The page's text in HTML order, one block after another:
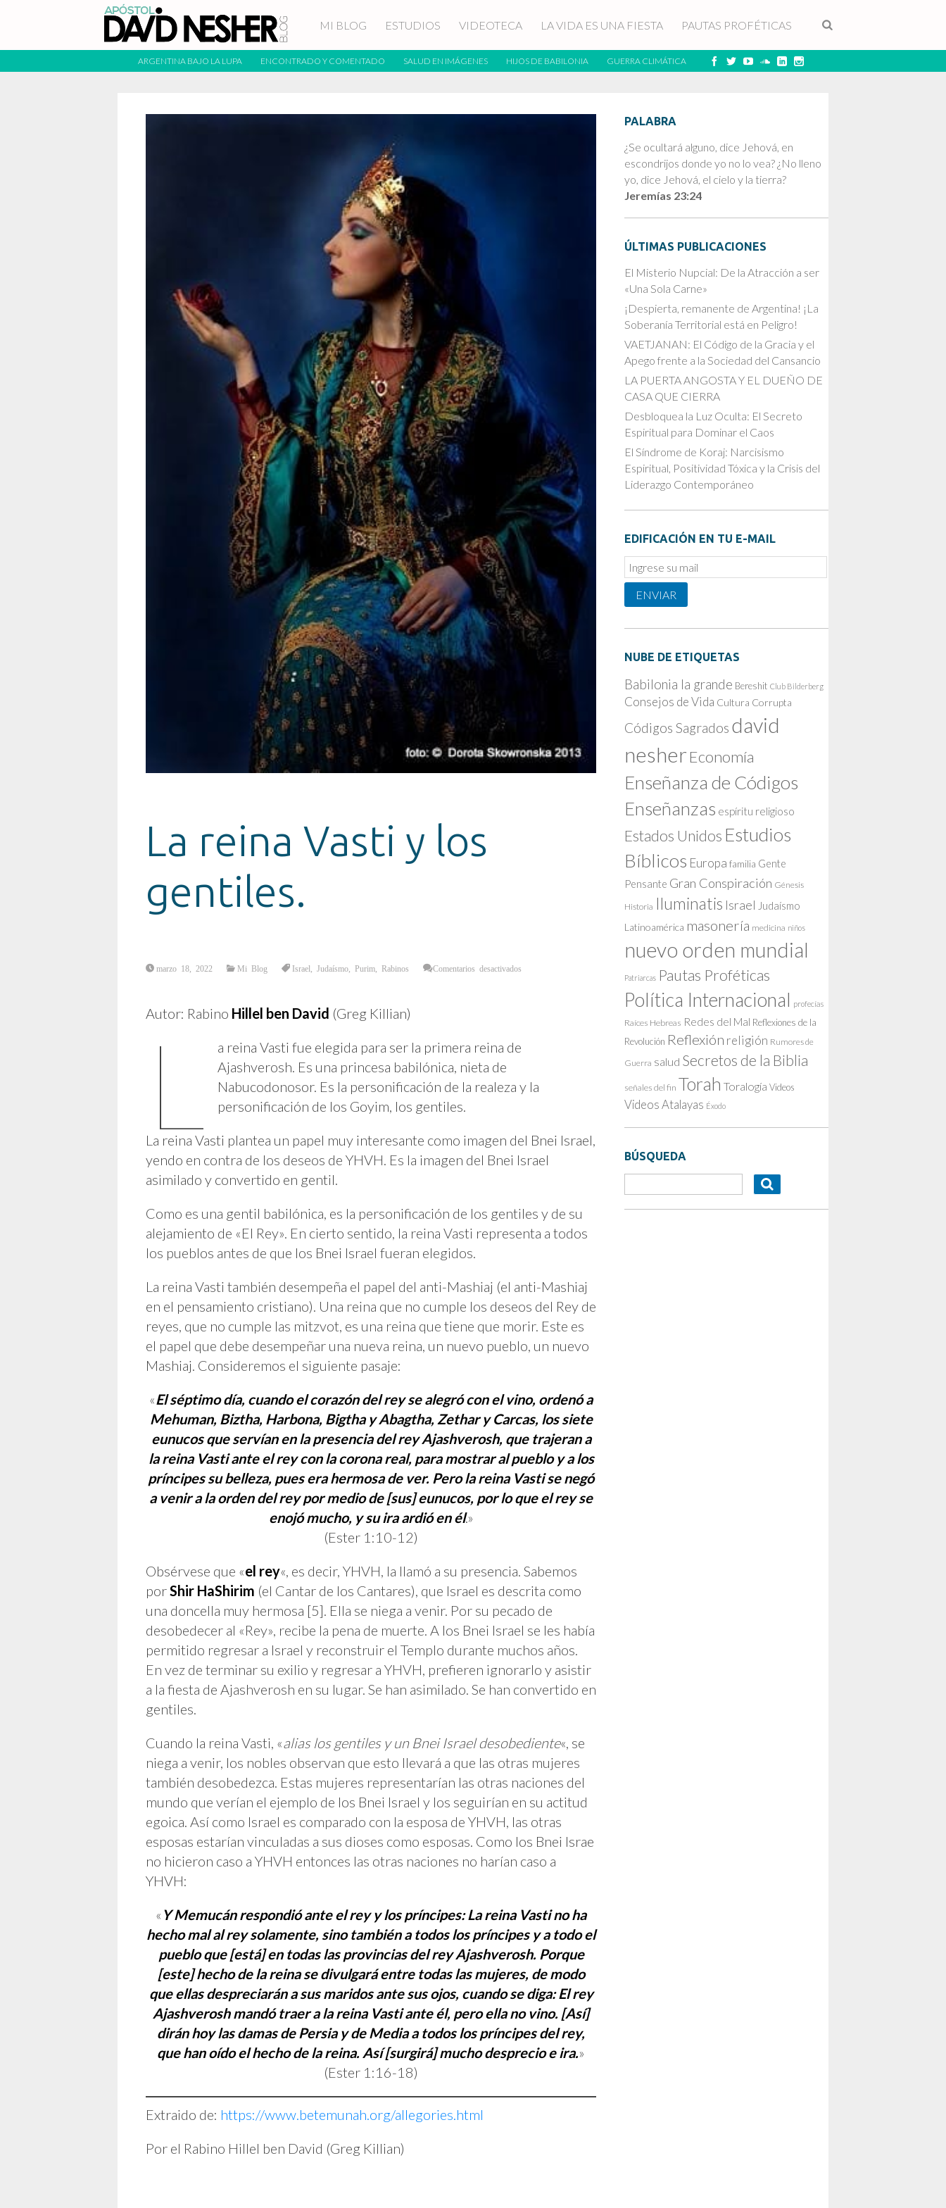
MI BLOG ESTUDIOS VIDEOTECA LA VIDA ES UNA FIESTA PAUTAS PROFÉTICAS
ARGENTINA BAJO LA LUPA ENCONTRADO Y COMENTADO SALUD EN IMÁGENES HIJOS DE BABILONIA GUERRA CLIMÁTICA
La reina Vasti y los
gentiles.
marzo 18, 2022 Mi Blog Israel Judaísmo Purim Rabinos Comentarios desactivados
Autor: Rabino Hillel ben David (Greg Killian)
L
a reina Vasti fue elegida para ser la primera reina de
Ajashverosh. Es una princesa babilónica, nieta de
Nabucodonosor. Es la personificación de la realeza y la
personificación de los Goyim, los gentiles.
La reina Vasti plantea un papel muy interesante como imagen del Bnei Israel,
yendo en contra de los deseos de YHVH. Es la imagen del Bnei Israel
asimilado y convertido en gentil.
Como es una gentil babilónica, es la personificación de los gentiles y de su
alejamiento de «El Rey». En cierto sentido, la reina Vasti representa a todos
los pueblos antes de que los Bnei Israel fueran elegidos.
La reina Vasti también desempeña el papel del anti-Mashiaj (el anti-Mashiaj
en el pensamiento cristiano). Una reina que no cumple los deseos del Rey de
reyes, que no cumple las mitzvot, es una reina que tiene que morir. Este es
el papel que debe desempeñar una nueva reina, un nuevo pueblo, un nuevo
Mashiaj. Consideremos el siguiente pasaje:
«El séptimo día, cuando el corazón del rey se alegró con el vino, ordenó a
Mehuman, Biztha, Harbona, Bigtha y Abagtha, Zethar y Carcas, los siete
eunucos que servían en la presencia del rey Ajashverosh, que trajeran a
la reina Vasti ante el rey con la corona real, para mostrar al pueblo y a los
príncipes su belleza, pues era hermosa de ver. Pero la reina Vasti se negó
a venir a la orden del rey por medio de [sus] eunucos, por lo que el rey se
enojó mucho, y su ira ardió en él.»
(Ester 1:10-12)
Obsérvese que «el rey«, es decir, YHVH, la llamó a su presencia. Sabemos
porShir HaShirim (el Cantar de los Cantares), que Israel es descrita como
una doncella muy hermosa [5]. Ella se niega a venir. Por su pecado de
desobedecer al «Rey», recibe la pena de muerte. A los Bnei Israel se les había
permitido regresar a Israel y reconstruir el Templo durante muchos años.
En vez de terminar su exilio y regresar a YHVH, prefieren ignorarlo y asistir
a la fiesta de Ajashverosh en su lugar. Se han asimilado. Se han convertido en
gentiles.
Cuando la reina Vasti, «alias los gentiles y un Bnei Israel desobediente«, se
niega a venir, los nobles observan que esto llevará a que las otras mujeres
también desobedezca. Estas mujeres representarían las otras naciones del
mundo que verían el ejemplo de los Bnei Israel y los seguirían en su actitud
egoica. Así como Israel es comparado con la esposa de YHVH, las otras
esposas estarían vinculadas a sus dioses como esposas. Como los Bnei Israe
no hicieron caso a YHVH entonces las otras naciones no harían caso a
YHVH:
« Y Memucán respondió ante el rey y los príncipes: La reina Vasti no ha
hecho mal al rey solamente, sino también a todos los príncipes y a todo el
pueblo que [está] en todas las provincias del rey Ajashverosh. Porque
[este] hecho de la reina se divulgará entre todas las mujeres, de modo
que ellas despreciarán a sus maridos ante sus ojos, cuando se diga: El rey
Ajashverosh mandó traer a la reina Vasti ante él, pero ella no vino. [Así]
dirán hoy las damas de Persia y de Media a todos los príncipes del rey,
que han oído el hecho de la reina. Así [surgirá] mucho desprecio e ira.»
(Ester 1:16-18)
Extraido de: https://www.betemunah.org/allegories.html
Por el Rabino Hillel ben David (Greg Killian)
PALABRA
¿Se ocultará alguno, dice Jehová, en
escondrijos donde yo no lo vea? ¿No lleno
yo, dice Jehová, el cielo y la tierra?
Jeremías 23:24
ÚLTIMAS PUBLICACIONES
El Misterio Nupcial: De la Atracción a ser
«Una Sola Carne»
¡Despierta, remanente de Argentina! ¡La
Soberanía Territorial está en Peligro!
VAETJANAN: El Código de la Gracia y el
Apego frente a la Sociedad del Cansancio
LA PUERTA ANGOSTA Y EL DUEÑO DE
CASA QUE CIERRA
Desbloquea la Luz Oculta: El Secreto
Espiritual para Dominar el Caos
El Síndrome de Koraj: Narcisismo
Espiritual, Positividad Tóxica y la Crisis del
Liderazgo Contemporáneo
EDIFICACIÓN EN TU E-MAIL
Email
Subscription
ENVIAR
NUBE DE ETIQUETAS
Babilonia la grande Bereshit Club Bilderberg
Consejos de Vida Cultura Corrupta
Códigos Sagrados david
nesher Economía
Enseñanza de Códigos
Enseñanzas espíritu religioso
Estados Unidos Estudios
Bíblicos Europa familia Gente
Pensante Gran Conspiración Génesis
Historia Iluminatis Israel Judaísmo
Latinoamérica masonería medicina niños
nuevo orden mundial
Patriarcas Pautas Proféticas
Política Internacional profecías
Raíces Hebreas Redes del Mal Reflexiones de la
Revolución Reflexión religión Rumores de
Guerra salud Secretos de la Biblia
señales del fin Torah Toralogía Videos
Videos Atalayas Éxodo
BÚSQUEDA